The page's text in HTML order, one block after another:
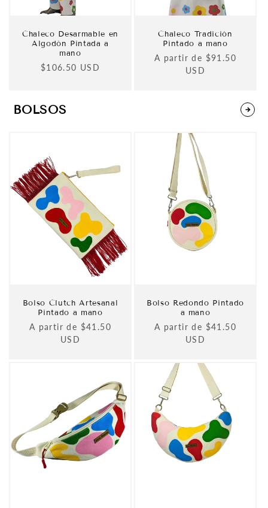
Chaleco Desarmable en
Algodón Pintada a
mano
Precio
$106.50 USD
Chaleco Tradición
Pintado a mano
Precio
A partir de $91.50
USD
BOLSOS
Bolso Clutch Artesanal
Pintado a mano
Precio
A partir de $41.50
USD
Bolso Redondo Pintado
a mano
Precio
A partir de $41.50
USD